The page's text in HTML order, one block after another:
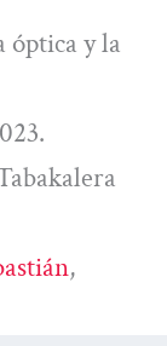
óptica y la